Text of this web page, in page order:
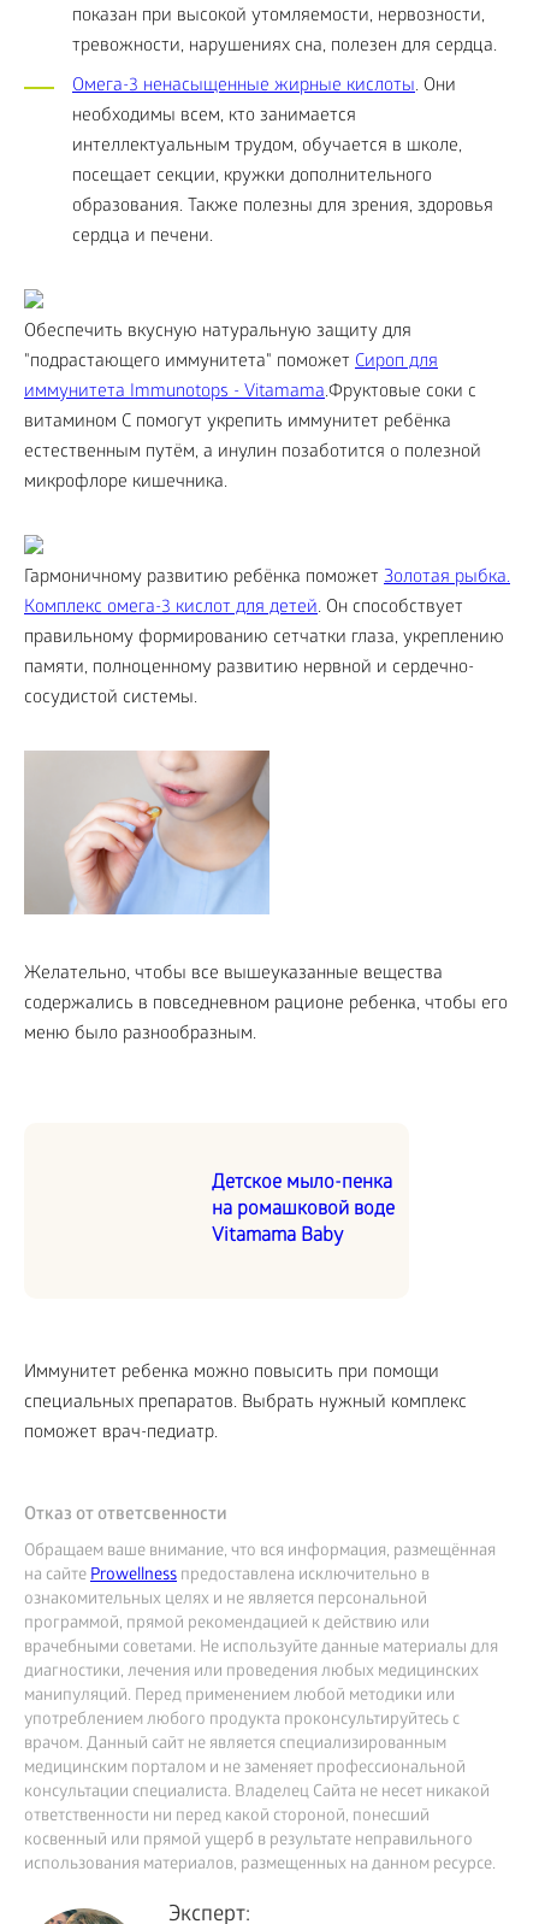
показан при высокой утомляемости, нервозности,
тревожности, нарушениях сна, полезен для сердца.
Омега-3 ненасыщенные жирные кислоты. Они
необходимы всем, кто занимается
интеллектуальным трудом, обучается в школе,
посещает секции, кружки дополнительного
образования. Также полезны для зрения, здоровья
сердца и печени.
Обеспечить вкусную натуральную защиту для
"подрастающего иммунитета" поможет Сироп для
иммунитета Immunotops - Vitamama.Фруктовые соки с
витамином С помогут укрепить иммунитет ребёнка
естественным путём, а инулин позаботится о полезной
микрофлоре кишечника.
Гармоничному развитию ребёнка поможет Золотая рыбка.
Комплекс омега-3 кислот для детей. Он способствует
правильному формированию сетчатки глаза, укреплению
памяти, полноценному развитию нервной и сердечно-
сосудистой системы.
Желательно, чтобы все вышеуказанные вещества
содержались в повседневном рационе ребенка, чтобы его
меню было разнообразным.
Детское мыло-пенка
на ромашковой воде
Vitamama Baby
Иммунитет ребенка можно повысить при помощи
специальных препаратов. Выбрать нужный комплекс
поможет врач-педиатр.
Отказ от ответсвенности
Обращаем ваше внимание, что вся информация, размещённая
на сайтеProwellness предоставлена исключительно в
ознакомительных целях и не является персональной
программой, прямой рекомендацией к действию или
врачебными советами. Не используйте данные материалы для
диагностики, лечения или проведения любых медицинских
манипуляций. Перед применением любой методики или
употреблением любого продукта проконсультируйтесь с
врачом. Данный сайт не является специализированным
медицинским порталом и не заменяет профессиональной
консультации специалиста. Владелец Сайта не несет никакой
ответственности ни перед какой стороной, понесший
косвенный или прямой ущерб в результате неправильного
использования материалов, размещенных на данном ресурсе.
Эксперт: